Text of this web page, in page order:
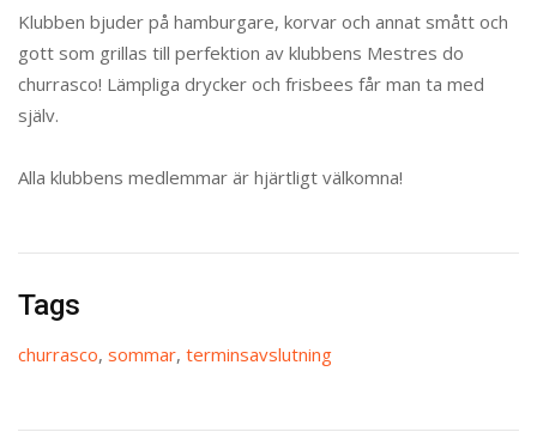
Klubben bjuder på hamburgare, korvar och annat smått och
gott som grillas till perfektion av klubbens Mestres do
churrasco! Lämpliga drycker och frisbees får man ta med
själv.
Alla klubbens medlemmar är hjärtligt välkomna!
Tags
churrasco, sommar, terminsavslutning